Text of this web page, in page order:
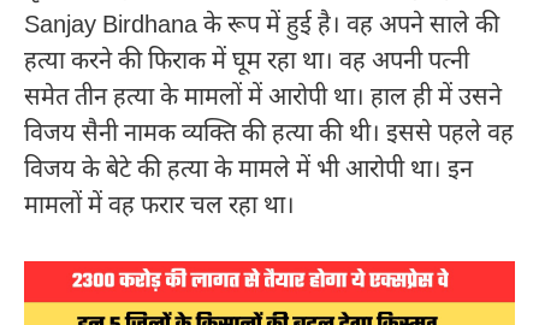
Sanjay Birdhana के रूप में हुई है। वह अपने साले की
हत्या करने की फिराक में घूम रहा था। वह अपनी पत्नी
समेत तीन हत्या के मामलों में आरोपी था। हाल ही में उसने
विजय सैनी नामक व्यक्ति की हत्या की थी। इससे पहले वह
विजय के बेटे की हत्या के मामले में भी आरोपी था। इन
मामलों में वह फरार चल रहा था।